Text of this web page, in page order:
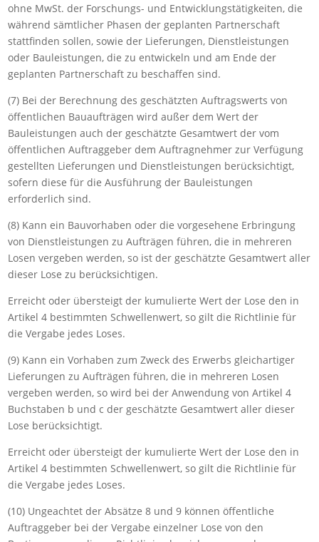
ohne MwSt. der Forschungs- und Entwicklungstätigkeiten, die
während sämtlicher Phasen der geplanten Partnerschaft
stattfinden sollen, sowie der Lieferungen, Dienstleistungen
oder Bauleistungen, die zu entwickeln und am Ende der
geplanten Partnerschaft zu beschaffen sind.
(7) Bei der Berechnung des geschätzten Auftragswerts von
öffentlichen Bauaufträgen wird außer dem Wert der
Bauleistungen auch der geschätzte Gesamtwert der vom
öffentlichen Auftraggeber dem Auftragnehmer zur Verfügung
gestellten Lieferungen und Dienstleistungen berücksichtigt,
sofern diese für die Ausführung der Bauleistungen
erforderlich sind.
(8) Kann ein Bauvorhaben oder die vorgesehene Erbringung
von Dienstleistungen zu Aufträgen führen, die in mehreren
Losen vergeben werden, so ist der geschätzte Gesamtwert aller
dieser Lose zu berücksichtigen.
Erreicht oder übersteigt der kumulierte Wert der Lose den in
Artikel 4 bestimmten Schwellenwert, so gilt die Richtlinie für
die Vergabe jedes Loses.
(9) Kann ein Vorhaben zum Zweck des Erwerbs gleichartiger
Lieferungen zu Aufträgen führen, die in mehreren Losen
vergeben werden, so wird bei der Anwendung von Artikel 4
Buchstaben b und c der geschätzte Gesamtwert aller dieser
Lose berücksichtigt.
Erreicht oder übersteigt der kumulierte Wert der Lose den in
Artikel 4 bestimmten Schwellenwert, so gilt die Richtlinie für
die Vergabe jedes Loses.
(10) Ungeachtet der Absätze 8 und 9 können öffentliche
Auftraggeber bei der Vergabe einzelner Lose von den